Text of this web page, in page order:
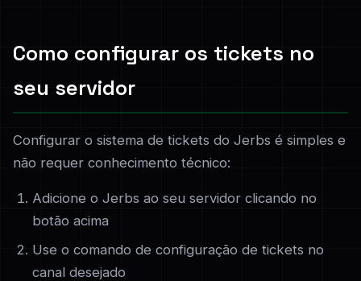
Como configurar os tickets no
seu servidor
Configurar o sistema de tickets do Jerbs é simples e
não requer conhecimento técnico:
Adicione o Jerbs ao seu servidor clicando no
botão acima
Use o comando de configuração de tickets no
canal desejado